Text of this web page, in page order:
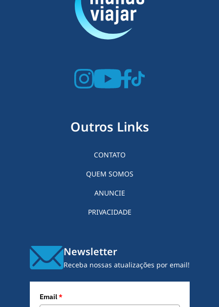
Outros Links
CONTATO
QUEM SOMOS
ANUNCIE
PRIVACIDADE
Newsletter
Receba nossas atualizações por email!
Email*